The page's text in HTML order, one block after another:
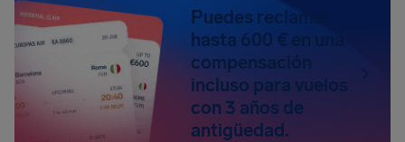
Puedes reclamar
hasta 600 € en una
compensación
incluso para vuelos
con 3 años de
antigüedad.